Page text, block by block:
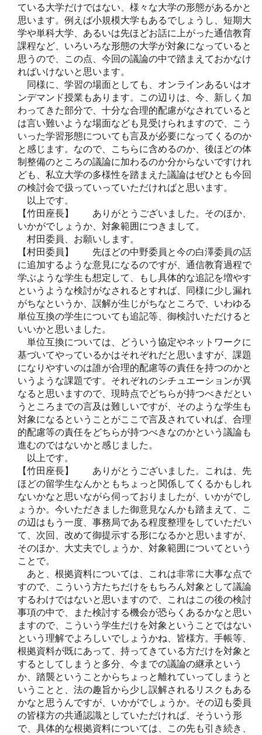
ている大学だけではない、様々な大学の形態があるかと
思います。例えば小規模大学もあるでしょうし、短期大
学や単科大学、あるいは先ほどお話に上がった通信教育
課程など、いろいろな形態の大学が対象になっていると
思うので、この点、今回の議論の中で踏まえておかなけ
ればいけないと思います。
同様に、学習の場面としても、オンラインあるいはオ
ンデマンド授業もあります。この辺りは、今、新しく加
わってきた部分で、十分な合理的配慮がなされていると
は言い難いような場面なども見受けられますので、こう
いった学習形態についても言及が必要になってくるのか
と感じます。なので、こちらに含めるのか、後ほどの体
制整備のところの議論に加わるのか分からないですけれ
ども、私立大学の多様性を踏まえた議論はぜひとも今回
の検討会で扱っていっていただければと思います。
以上です。
【竹田座長】 ありがとうございました。そのほか、
いかがでしょうか、対象範囲につきまして。
村田委員、お願いします。
【村田委員】 先ほどの中野委員と今の白澤委員の話
に追加するような意見になるのですが、通信教育過程で
学ぶような学生も想定して、もし具体的な追記を増やす
というような検討がなされるとすれば、同様に少し漏れ
がちなというか、誤解が生じがちなところで、いわゆる
単位互換の学生についても追記等、御検討いただけると
いいかと思いました。
単位互換については、どういう協定やネットワークに
基づいてやっているかはそれぞれだと思いますが、課題
になりやすいのは誰が合理的配慮等の責任を持つのかと
いうような課題です。それぞれのシチュエーションが異
なると思いますので、現時点でどちらが持つべきだとい
うところまでの言及は難しいですが、そのような学生も
対象になるということがここで言及されていれば、合理
的配慮等の責任をどちらが持つべきなのかという議論も
進むのではないかと感じました。
以上です。
【竹田座長】 ありがとうございました。これは、先
ほどの留学生なんかともちょっと関係してくるかもしれ
ないかなと思いながら伺っておりましたが、いかがでし
ょうか。今いただきました御意見なんかも踏まえて、こ
の辺はもう一度、事務局である程度整理をしていただい
て、次回、改めて御提示する形になるかと思いますが、
そのほか、大丈夫でしょうか、対象範囲についてという
ことで。
あと、根拠資料については、これは非常に大事な点で
すので、こういう方たちだけをもちろん対象として議論
するわけではないと思いますので、これはこの後の検討
事項の中で、また検討する機会が恐らくあるかなと思い
ますので、こういう学生だけを対象ということではない
という理解でよろしいでしょうかね、皆様方。手帳等、
根拠資料が既にあって、持ってきている方だけを対象と
するとしてしまうと多分、今までの議論の継承という
か、踏襲ということからちょっと離れていってしまうと
いうことと、法の趣旨から少し誤解されるリスクもある
かなと思うんですが、いかがでしょうか。その辺も委員
の皆様方の共通認識としていただければ、そういう形
で、具体的な根拠資料については、この先も引き続き、